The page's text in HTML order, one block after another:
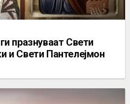
празнуваат Свети
и Свети Пантелејмон